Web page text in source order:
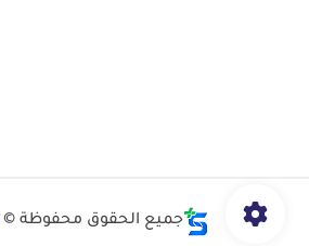
جميع الحقوق محفوظة ©